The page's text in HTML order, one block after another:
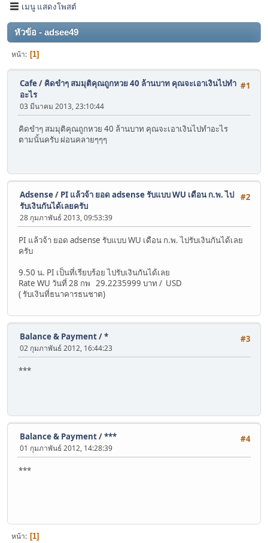
เมนู แสดงโพสต์
หัวข้อ - adsee49
หน้า 1
#1
Cafe/ คิดขำๆ สมมุติคุณถูกหวย 40 ล้านบาท คุณจะเอาเงินไปทำ
อะไร
03 มีนาคม 2013, 23:10:44
คิดขำๆ สมมุติคุณถูกหวย 40 ล้านบาท คุณจะเอาเงินไปทำอะไร
ตามนั้นครับ ผ่อนคลายๆๆๆ
#2
Adsense/ PI แล้วจ้า ยอด adsense รับแบบ WU เดือน ก.พ. ไป
รับเงินกันได้เลยครับ
28 กุมภาพันธ์ 2013, 09:53:39
PI แล้วจ้า ยอด adsense รับแบบ WU เดือน ก.พ. ไปรับเงินกันได้เลย
ครับ
9.50 น. PI เป็นที่เรียบร้อย ไปรับเงินกันได้เลย
Rate WU วันที่ 28 กพ 29.2235999 บาท / USD
( รับเงินที่ธนาคารธนชาต)
#3
Balance & Payment/*
02 กุมภาพันธ์ 2012, 16:44:23
***
#4
Balance & Payment/***
01 กุมภาพันธ์ 2012, 14:28:39
***
หน้า 1